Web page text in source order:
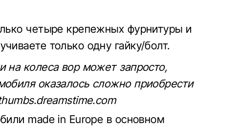
четыре крепежных фурнитуры и
только одну гайку/болт.
на колеса вор может запросто,
оказалось сложно приобрести
made in Europe в основном